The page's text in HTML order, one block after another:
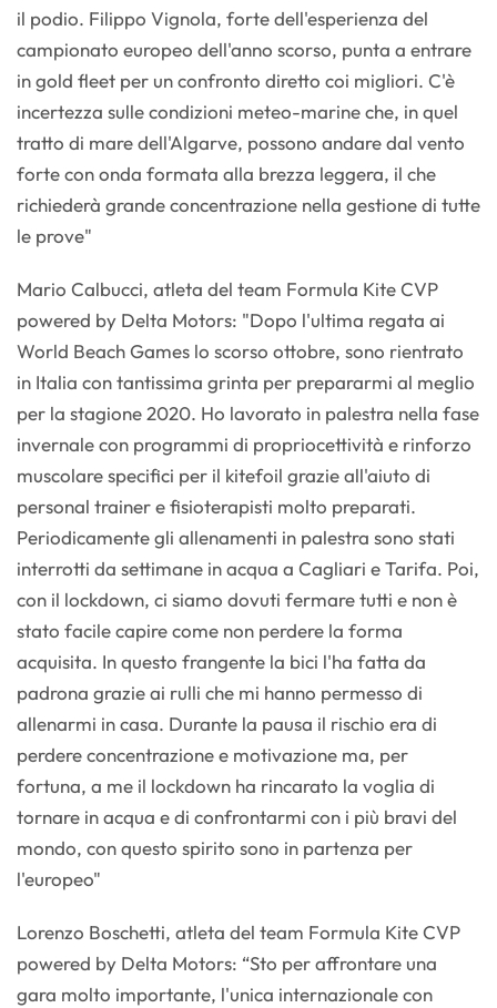
il podio. Filippo Vignola, forte dell'esperienza del
campionato europeo dell'anno scorso, punta a entrare
in gold fleet per un confronto diretto coi migliori. C'è
incertezza sulle condizioni meteo-marine che, in quel
tratto di mare dell'Algarve, possono andare dal vento
forte con onda formata alla brezza leggera, il che
richiederà grande concentrazione nella gestione di tutte
le prove"
Mario Calbucci, atleta del team Formula Kite CVP
powered by Delta Motors: "Dopo l'ultima regata ai
World Beach Games lo scorso ottobre, sono rientrato
in Italia con tantissima grinta per prepararmi al meglio
per la stagione 2020. Ho lavorato in palestra nella fase
invernale con programmi di propriocettività e rinforzo
muscolare specifici per il kitefoil grazie all'aiuto di
personal trainer e fisioterapisti molto preparati.
Periodicamente gli allenamenti in palestra sono stati
interrotti da settimane in acqua a Cagliari e Tarifa. Poi,
con il lockdown, ci siamo dovuti fermare tutti e non è
stato facile capire come non perdere la forma
acquisita. In questo frangente la bici l'ha fatta da
padrona grazie ai rulli che mi hanno permesso di
allenarmi in casa. Durante la pausa il rischio era di
perdere concentrazione e motivazione ma, per
fortuna, a me il lockdown ha rincarato la voglia di
tornare in acqua e di confrontarmi con i più bravi del
mondo, con questo spirito sono in partenza per
l'europeo"
Lorenzo Boschetti, atleta del team Formula Kite CVP
powered by Delta Motors: “Sto per affrontare una
gara molto importante, l'unica internazionale con